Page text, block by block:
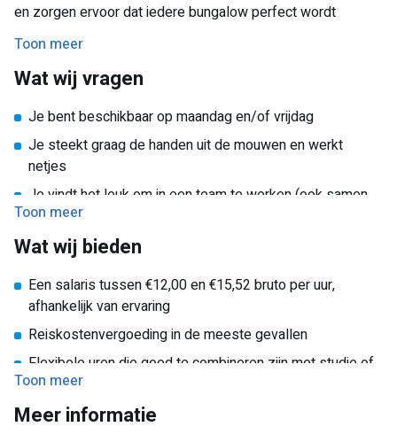
en zorgen ervoor dat iedere bungalow perfect wordt
klaargemaakt voor nieuwe gasten. Werken bij hen betekent
een fijne werksfeer, betrokken collega’s en een prettige
werkplek.
Toon meer
Wat wij vragen
Je bent beschikbaar op maandag en/of vrijdag
Je steekt graag de handen uit de mouwen en werkt
netjes
Je vindt het leuk om in een team te werken (ook samen
aanmelden met een vriend(in) is mogelijk!)
Toon meer
Wat wij bieden
Een salaris tussen €12,00 en €15,52 bruto per uur,
afhankelijk van ervaring
Reiskostenvergoeding in de meeste gevallen
Flexibele uren die goed te combineren zijn met studie of
andere werkzaamheden
Werken in een gezellig, betrokken team met goede sfeer
Toon meer
Meer informatie